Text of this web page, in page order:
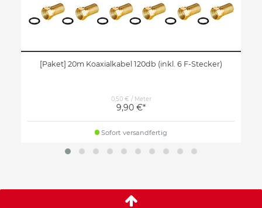
[Paket] 20m Koaxialkabel 120db (inkl. 6 F-Stecker)
0,50 € / Meter
9,90 €*
Sofort versandfertig